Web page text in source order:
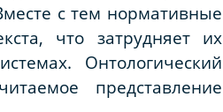
с тем нормативные
что затрудняет их
Онтологический
представление